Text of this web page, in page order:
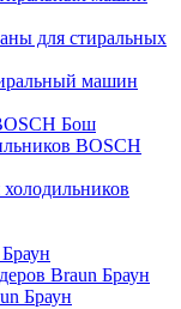
для стиральных
машин
Бош
BOSCH
Braun Браун
Браун